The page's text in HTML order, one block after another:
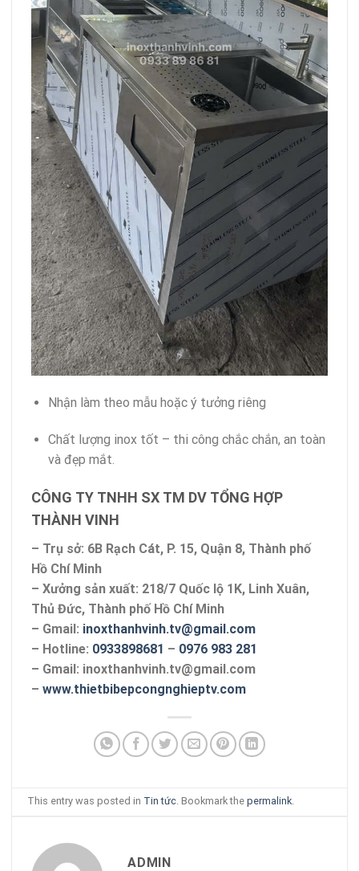
Nhận làm theo mẫu hoặc ý tưởng riêng
Chất lượng inox tốt – thi công chắc chắn, an toàn
và đẹp mắt.
CÔNG TY TNHH SX TM DV TỔNG HỢP
THÀNH VINH
– Trụ sở: 6B Rạch Cát, P. 15, Quận 8, Thành phố
Hồ Chí Minh
– Xưởng sản xuất: 218/7 Quốc lộ 1K, Linh Xuân,
Thủ Đức, Thành phố Hồ Chí Minh
– Gmail: inoxthanhvinh.tv@gmail.com
– Hotline: 0933898681 – 0976 983 281
– Gmail: inoxthanhvinh.tv@gmail.com
– www.thietbibepcongnghieptv.com
This entry was posted in Tin tức. Bookmark thepermalink.
ADMIN